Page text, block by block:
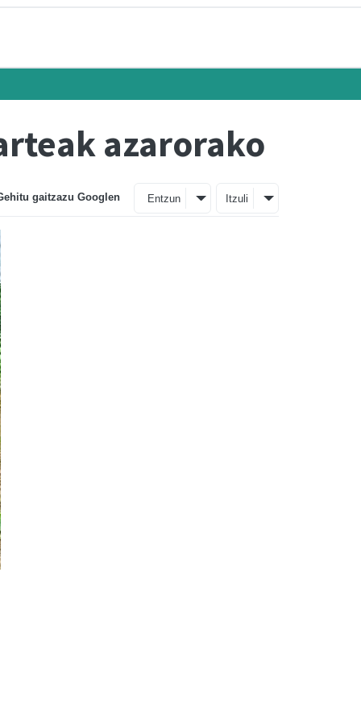
azarorako
gaitzazu Googlen Entzun Itzuli